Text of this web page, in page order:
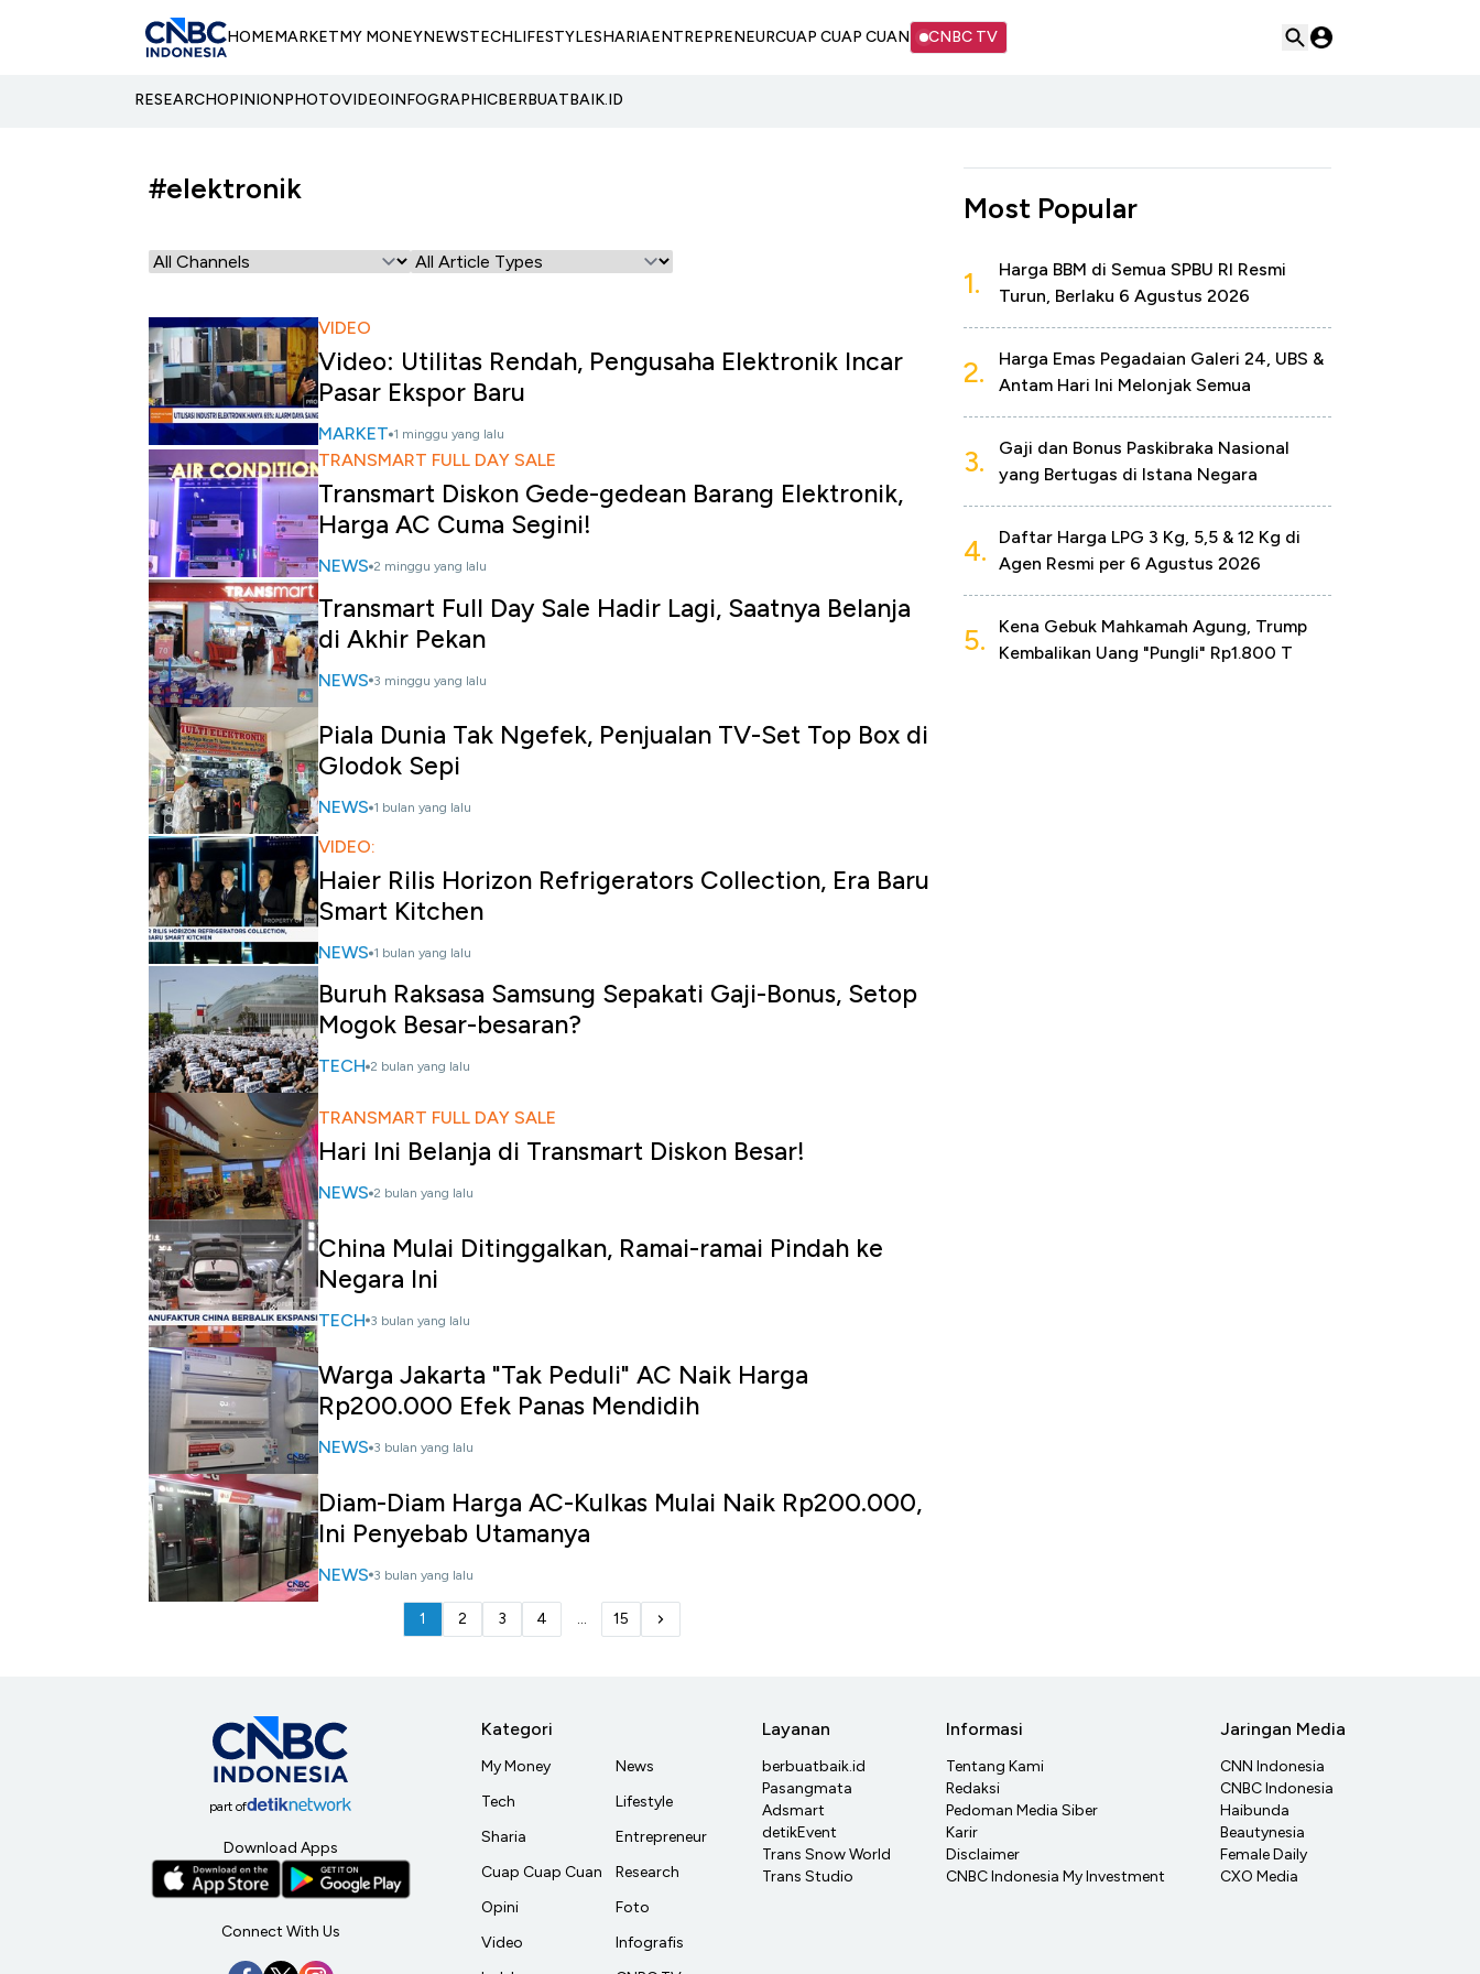
HOMEMARKETMY MONEYNEWSTECHLIFESTYLESHARIAENTREPRENEURCUAP CUAP CUAN CNBC TV
RESEARCHOPINIONPHOTOVIDEOINFOGRAPHICBERBUATBAIK.ID
#elektronik
VIDEO
Video: Utilitas Rendah, Pengusaha Elektronik Incar
Pasar Ekspor Baru
MARKET 1 minggu yang lalu
TRANSMART FULL DAY SALE
Transmart Diskon Gede-gedean Barang Elektronik,
Harga AC Cuma Segini!
NEWS 2 minggu yang lalu
Transmart Full Day Sale Hadir Lagi, Saatnya Belanja
di Akhir Pekan
NEWS 3 minggu yang lalu
Piala Dunia Tak Ngefek, Penjualan TV-Set Top Box di
Glodok Sepi
NEWS 1 bulan yang lalu
VIDEO:
Haier Rilis Horizon Refrigerators Collection, Era Baru
Smart Kitchen
NEWS 1 bulan yang lalu
Buruh Raksasa Samsung Sepakati Gaji-Bonus, Setop
Mogok Besar-besaran?
TECH 2 bulan yang lalu
TRANSMART FULL DAY SALE
Hari Ini Belanja di Transmart Diskon Besar!
NEWS 2 bulan yang lalu
China Mulai Ditinggalkan, Ramai-ramai Pindah ke
Negara Ini
TECH 3 bulan yang lalu
Warga Jakarta "Tak Peduli" AC Naik Harga
Rp200.000 Efek Panas Mendidih
NEWS 3 bulan yang lalu
Diam-Diam Harga AC-Kulkas Mulai Naik Rp200.000,
Ini Penyebab Utamanya
NEWS 3 bulan yang lalu
1 2 3 4 ... 15
Most Popular
1.
Harga BBM di Semua SPBU RI Resmi
Turun, Berlaku 6 Agustus 2026
2.
Harga Emas Pegadaian Galeri 24, UBS &
Antam Hari Ini Melonjak Semua
3.
Gaji dan Bonus Paskibraka Nasional
yang Bertugas di Istana Negara
4.
Daftar Harga LPG 3 Kg, 5,5 & 12 Kg di
Agen Resmi per 6 Agustus 2026
5.
Kena Gebuk Mahkamah Agung, Trump
Kembalikan Uang "Pungli" Rp1.800 T
part of
Download Apps
Connect With Us
Kategori
My Money
Tech
Sharia
Cuap Cuap Cuan
Opini
Video
News
Lifestyle
Entrepreneur
Research
Foto
Infografis
Layanan
berbuatbaik.id
Pasangmata
Adsmart
detikEvent
Trans Snow World
Trans Studio
Informasi
Tentang Kami
Redaksi
Pedoman Media Siber
Karir
Disclaimer
CNBC Indonesia My Investment
Jaringan Media
CNN Indonesia
CNBC Indonesia
Haibunda
Beautynesia
Female Daily
CXO Media